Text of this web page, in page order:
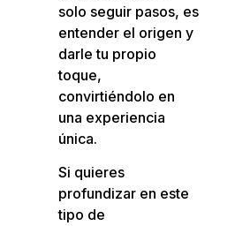
solo seguir pasos, es
entender el origen y
darle tu propio
toque,
convirtiéndolo en
una experiencia
única.
Si quieres
profundizar en este
tipo de